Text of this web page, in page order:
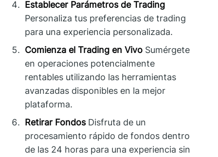
Establecer Parámetros de Trading
Personaliza tus preferencias de trading
para una experiencia personalizada.
Comienza el Trading en Vivo Sumérgete
en operaciones potencialmente
rentables utilizando las herramientas
avanzadas disponibles en la mejor
plataforma.
Retirar FondosDisfruta de un
procesamiento rápido de fondos dentro
de las 24 horas para una experiencia sin